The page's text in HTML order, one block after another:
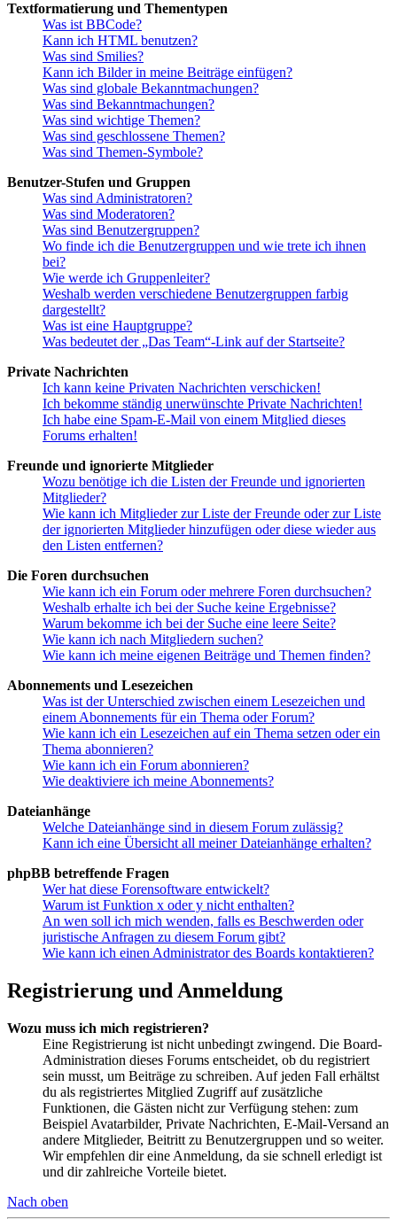
Textformatierung und Thementypen
Was ist BBCode?
Kann ich HTML benutzen?
Was sind Smilies?
Kann ich Bilder in meine Beiträge einfügen?
Was sind globale Bekanntmachungen?
Was sind Bekanntmachungen?
Was sind wichtige Themen?
Was sind geschlossene Themen?
Was sind Themen-Symbole?
Benutzer-Stufen und Gruppen
Was sind Administratoren?
Was sind Moderatoren?
Was sind Benutzergruppen?
Wo finde ich die Benutzergruppen und wie trete ich ihnen
bei?
Wie werde ich Gruppenleiter?
Weshalb werden verschiedene Benutzergruppen farbig
dargestellt?
Was ist eine Hauptgruppe?
Was bedeutet der „Das Team“-Link auf der Startseite?
Private Nachrichten
Ich kann keine Privaten Nachrichten verschicken!
Ich bekomme ständig unerwünschte Private Nachrichten!
Ich habe eine Spam-E-Mail von einem Mitglied dieses
Forums erhalten!
Freunde und ignorierte Mitglieder
Wozu benötige ich die Listen der Freunde und ignorierten
Mitglieder?
Wie kann ich Mitglieder zur Liste der Freunde oder zur Liste
der ignorierten Mitglieder hinzufügen oder diese wieder aus
den Listen entfernen?
Die Foren durchsuchen
Wie kann ich ein Forum oder mehrere Foren durchsuchen?
Weshalb erhalte ich bei der Suche keine Ergebnisse?
Warum bekomme ich bei der Suche eine leere Seite?
Wie kann ich nach Mitgliedern suchen?
Wie kann ich meine eigenen Beiträge und Themen finden?
Abonnements und Lesezeichen
Was ist der Unterschied zwischen einem Lesezeichen und
einem Abonnements für ein Thema oder Forum?
Wie kann ich ein Lesezeichen auf ein Thema setzen oder ein
Thema abonnieren?
Wie kann ich ein Forum abonnieren?
Wie deaktiviere ich meine Abonnements?
Dateianhänge
Welche Dateianhänge sind in diesem Forum zulässig?
Kann ich eine Übersicht all meiner Dateianhänge erhalten?
phpBB betreffende Fragen
Wer hat diese Forensoftware entwickelt?
Warum ist Funktion x oder y nicht enthalten?
An wen soll ich mich wenden, falls es Beschwerden oder
juristische Anfragen zu diesem Forum gibt?
Wie kann ich einen Administrator des Boards kontaktieren?
Registrierung und Anmeldung
Wozu muss ich mich registrieren?
Eine Registrierung ist nicht unbedingt zwingend. Die Board-
Administration dieses Forums entscheidet, ob du registriert
sein musst, um Beiträge zu schreiben. Auf jeden Fall erhältst
du als registriertes Mitglied Zugriff auf zusätzliche
Funktionen, die Gästen nicht zur Verfügung stehen: zum
Beispiel Avatarbilder, Private Nachrichten, E-Mail-Versand an
andere Mitglieder, Beitritt zu Benutzergruppen und so weiter.
Wir empfehlen dir eine Anmeldung, da sie schnell erledigt ist
und dir zahlreiche Vorteile bietet.
Nach oben